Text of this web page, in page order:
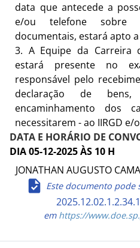
data que antecede a
e/ou telefone sobre
documentais, estará apto
3. A Equipe da Carreira
estará presente no
responsável pelo
declaração de
encaminhamento dos
necessitarem - ao IIRGD e/
DATA E HORÁRIO DE
DIA 05-12-2025 ÀS 10 H
JONATHAN AUGUSTO
Este documento pode
emhttps://